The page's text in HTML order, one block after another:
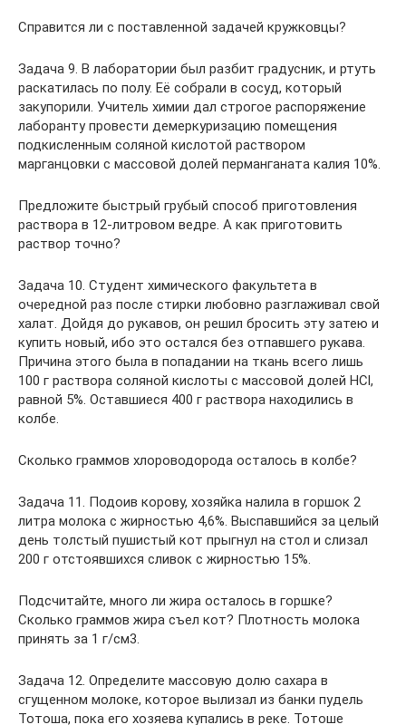
Справится ли с поставленной задачей кружковцы?
Задача 9. В лаборатории был разбит градусник, и ртуть
раскатилась по полу. Её собрали в сосуд, который
закупорили. Учитель химии дал строгое распоряжение
лаборанту провести демеркуризацию помещения
подкисленным соляной кислотой раствором
марганцовки с массовой долей перманганата калия 10%.
Предложите быстрый грубый способ приготовления
раствора в 12-литровом ведре. А как приготовить
раствор точно?
Задача 10. Студент химического факультета в
очередной раз после стирки любовно разглаживал свой
халат. Дойдя до рукавов, он решил бросить эту затею и
купить новый, ибо это остался без отпавшего рукава.
Причина этого была в попадании на ткань всего лишь
100 г раствора соляной кислоты с массовой долей HCl,
равной 5%. Оставшиеся 400 г раствора находились в
колбе.
Сколько граммов хлороводорода осталось в колбе?
Задача 11. Подоив корову, хозяйка налила в горшок 2
литра молока с жирностью 4,6%. Выспавшийся за целый
день толстый пушистый кот прыгнул на стол и слизал
200 г отстоявшихся сливок с жирностью 15%.
Подсчитайте, много ли жира осталось в горшке?
Сколько граммов жира съел кот? Плотность молока
принять за 1 г/см3.
Задача 12. Определите массовую долю сахара в
сгущенном молоке, которое вылизал из банки пудель
Тотоша, пока его хозяева купались в реке. Тотоше